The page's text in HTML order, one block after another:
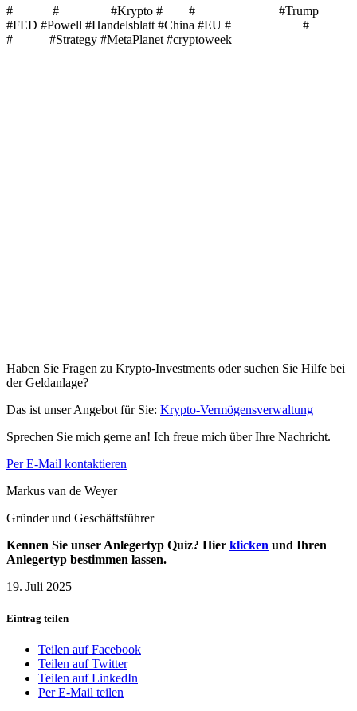
#
# #Krypto # #
#Trump
#FED #Powell #Handelsblatt #China #EU #
#
#
#Strategy #MetaPlanet #cryptoweek
Haben Sie Fragen zu Krypto-Investments oder suchen Sie Hilfe bei
der Geldanlage?
Das ist unser Angebot für Sie: Krypto-Vermögensverwaltung
Sprechen Sie mich gerne an! Ich freue mich über Ihre Nachricht.
Per E-Mail kontaktieren
Markus van de Weyer
Gründer und Geschäftsführer
Kennen Sie unser Anlegertyp Quiz? Hier klicken und Ihren
Anlegertyp bestimmen lassen.
19. Juli 2025
Eintrag teilen
Teilen auf Facebook
Teilen auf Twitter
Teilen auf LinkedIn
Per E-Mail teilen